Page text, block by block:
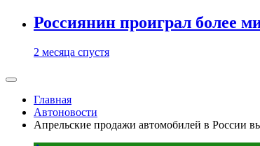
Россиянин проиграл более
2 месяца спустя
Главная
Автоновости
Апрельские продажи автомобилей в России